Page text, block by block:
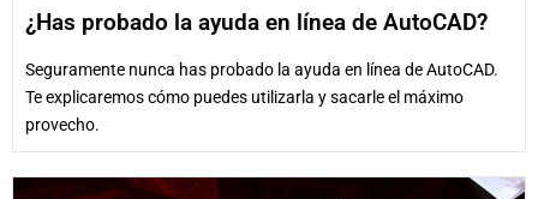
¿Has probado la ayuda en línea de AutoCAD?
Seguramente nunca has probado la ayuda en línea de AutoCAD.
Te explicaremos cómo puedes utilizarla y sacarle el máximo
provecho.